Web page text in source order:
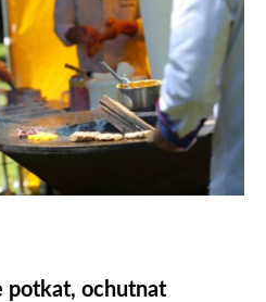
potkat, ochutnat